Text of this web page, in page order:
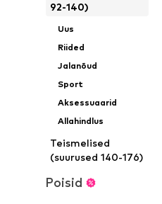
92-140)
Uus
Riided
Jalanõud
Sport
Aksessuaarid
Allahindlus
Teismelised
(suurused 140-176)
Poisid